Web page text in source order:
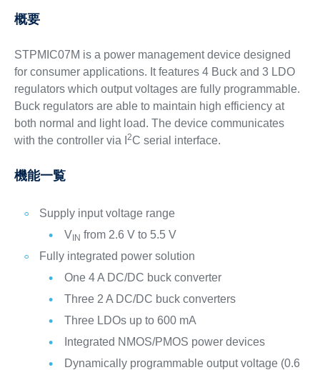
概要
STPMIC07M is a power management device designed
for consumer applications. It features 4 Buck and 3 LDO
regulators which output voltages are fully programmable.
Buck regulators are able to maintain high efficiency at
both normal and light load. The device communicates
with the controller via I
2C serial interface.
機能一覧
Supply input voltage range
V IN from 2.6 V to 5.5 V
Fully integrated power solution
One 4 A DC/DC buck converter
Three 2 A DC/DC buck converters
Three LDOs up to 600 mA
Integrated NMOS/PMOS power devices
Dynamically programmable output voltage (0.6